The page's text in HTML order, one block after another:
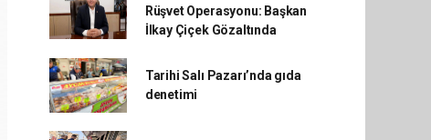
Rüşvet Operasyonu: Başkan
İlkay Çiçek Gözaltında
Tarihi Salı Pazarı’nda gıda
denetimi